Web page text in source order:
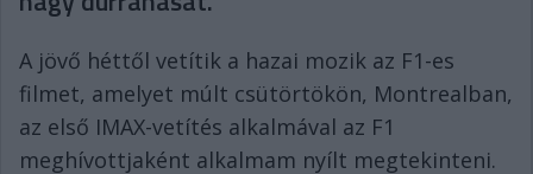
A jövő héttől vetítik a hazai mozik az F1-es
filmet, amelyet múlt csütörtökön, Montrealban,
az első IMAX-vetítés alkalmával az F1
meghívottjaként alkalmam nyílt megtekinteni.